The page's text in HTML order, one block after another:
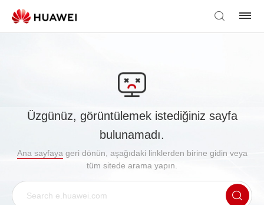
Üzgünüz, görüntülemek istediğiniz sayfa
bulunamadı.
Ana sayfaya geri dönün, aşağıdaki linklerden birine gidin veya
tüm sitede arama yapın.